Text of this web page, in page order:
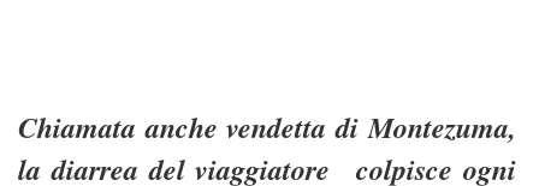
Chiamata anche vendetta di Montezuma,
la diarrea del viaggiatore colpisce ogni